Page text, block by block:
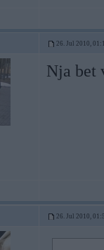
26. Jul 2010,
Nja bet
26. Jul 2010,